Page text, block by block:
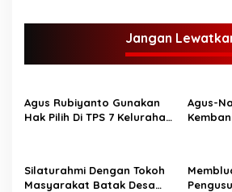
g
s
i
p
s
Jangan
Agus Rubiyanto Gunakan
Hak Pilih Di TPS 7 Kelurahan
Agus-
Silaturahmi Dengan Tokoh
Masyarakat Batak Desa